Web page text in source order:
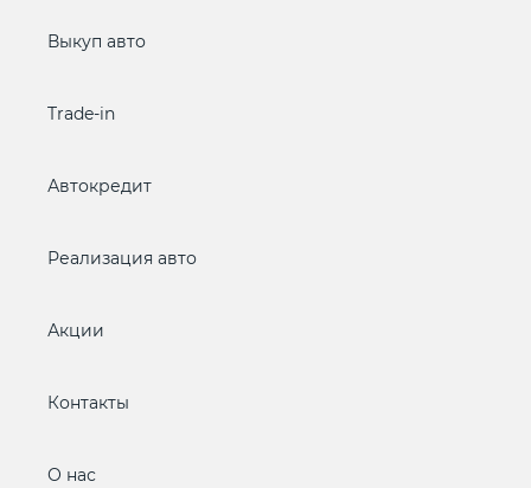
Выкуп авто
Trade-in
Автокредит
Реализация авто
Акции
Контакты
О нас